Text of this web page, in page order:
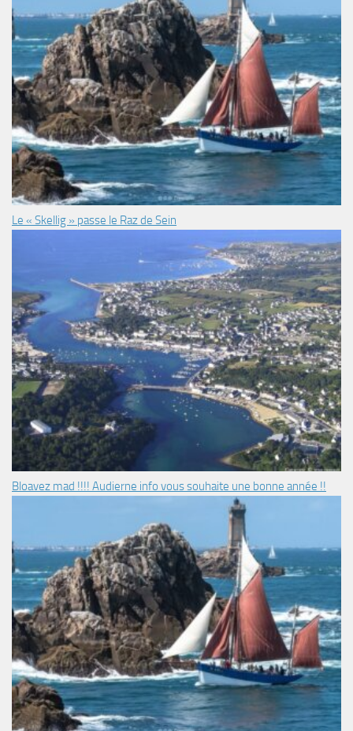
Le « Skellig » passe le Raz de Sein
Bloavez mad !!!! Audierne info vous souhaite une bonne année !!